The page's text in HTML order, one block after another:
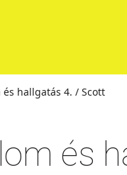
hallgatás 4. / Scott
és